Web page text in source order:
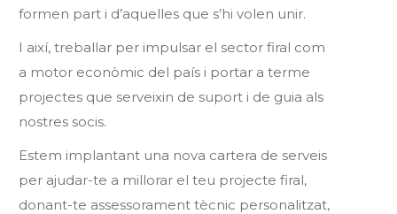
formen part i d’aquelles que s’hi volen unir.
I així, treballar per impulsar el sector firal com
a motor econòmic del país i portar a terme
projectes que serveixin de suport i de guia als
nostres socis.
Estem implantant una nova cartera de serveis
per ajudar-te a millorar el teu projecte firal,
donant-te assessorament tècnic personalitzat,